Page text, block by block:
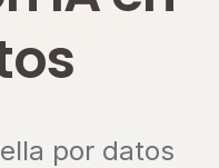
por datos